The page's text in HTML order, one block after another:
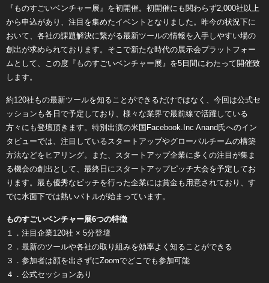
『ものすごいベンチャー展』を初開催。初開催にも関わらず2,000社以上
から申込があり、注目を集めたイベントとなりました。昨今の状況下に
おいて、各社の課題解決に繋がる最新ツールの情報を⼊⼿しやすい場の
創出が求められております。そこで新たな時代の展⽰会プラットフォー
ムとして、この度『ものすごいベンチャー展』を5日間にわたって開催致
します。
約120社もの最新ツールを知ることができるだけではなく、今回は公式セ
ッションも各日で予定しており、様々な業界で最前線で活躍している
方々にも登壇頂きます。特別出演の米国Facebook.Inc Anand氏へのイン
タビューでは、注目しているスタートアップやグローバルチームの構築
方法などをヒアリング。また、スタートアップ企業に多くの注目が集ま
る機会の創出として、最終日にスタートアップピッチ大会を予定してお
ります。最も優秀なピッチを行った企業には賞金も用意されており、す
でに水面下では熱いバトルが始まっています。
ものすごいベンチャー展6つの特徴
１．注目企業120社 × 5分登壇
２．最新のツールや各社の取り組みを効率よく知ることができる
３．参加者は顔を出さずにZoomでどこでも参加可能
４．公式セッションあり